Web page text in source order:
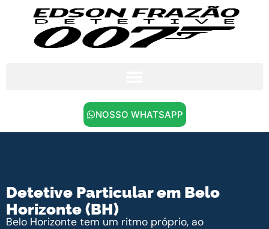
NOSSO WHATSAPP
Detetive Particular em Belo
Horizonte (BH)
Belo Horizonte tem um ritmo próprio, ao